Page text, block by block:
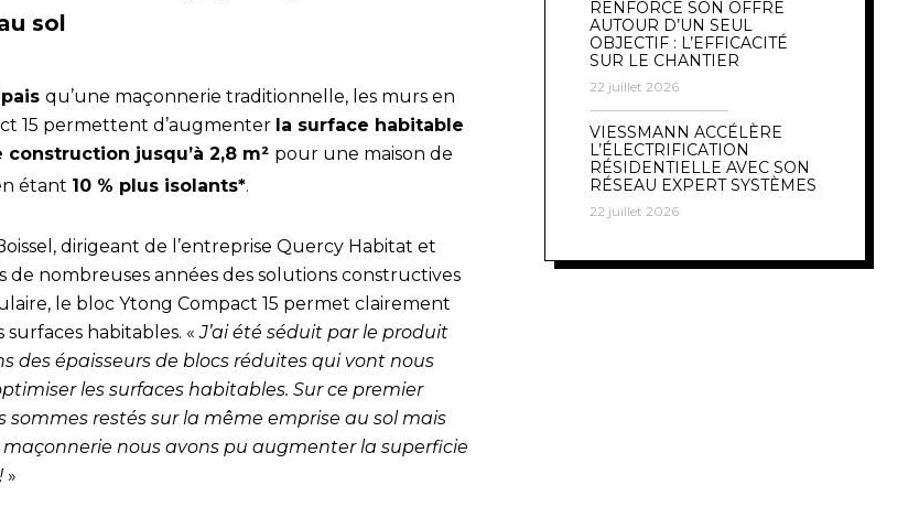
sol
qu’une maçonnerie traditionnelle, les murs en
15 permettent d’augmenter la surface habitable
construction jusqu’à 2,8 m² pour une maison de
étant 10 % plus isolants*.
dirigeant de l’entreprise Quercy Habitat et
de nombreuses années des solutions constructives
le bloc Ytong Compact 15 permet clairement
surfaces habitables. «J’ai été séduit par le produit
des épaisseurs de blocs réduites qui vont nous
les surfaces habitables. Sur ce premier
sommes restés sur la même emprise au sol mais
nous avons pu augmenter la superficie
»
RENFORCE SON OFFRE
AUTOUR D’UN SEUL
OBJECTIF : L’EFFICACITÉ
SUR LE CHANTIER
22 juillet 2026
VIESSMANN ACCÉLÈRE
L’ÉLECTRIFICATION
RÉSIDENTIELLE AVEC SON
RÉSEAU EXPERT SYSTÈMES
22 juillet 2026